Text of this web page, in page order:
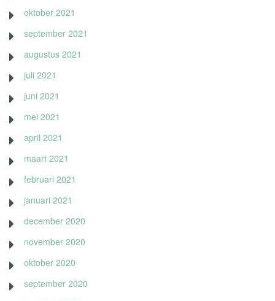
oktober 2021
september 2021
augustus 2021
juli 2021
juni 2021
mei 2021
april 2021
maart 2021
februari 2021
januari 2021
december 2020
november 2020
oktober 2020
september 2020